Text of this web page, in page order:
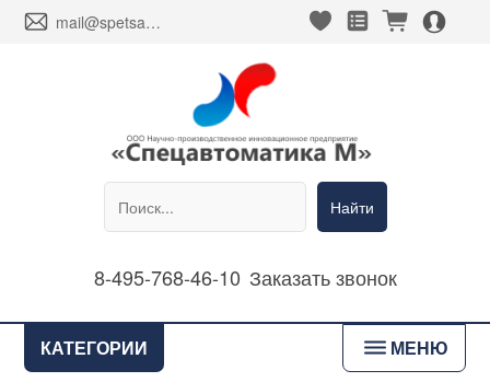
envelope mail@spetsavtomatika-m.ru heart_fill square_favorites_fill cart_fill person_alt_circle_fill
Найти
8-495-768-46-10 Заказать звонок
КАТЕГОРИИ bars МЕНЮ